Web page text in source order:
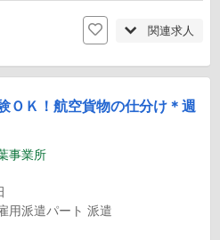
関連求人
ＯＫ！航空貨物の仕分け＊週
事業所
用派遣パート 派遣